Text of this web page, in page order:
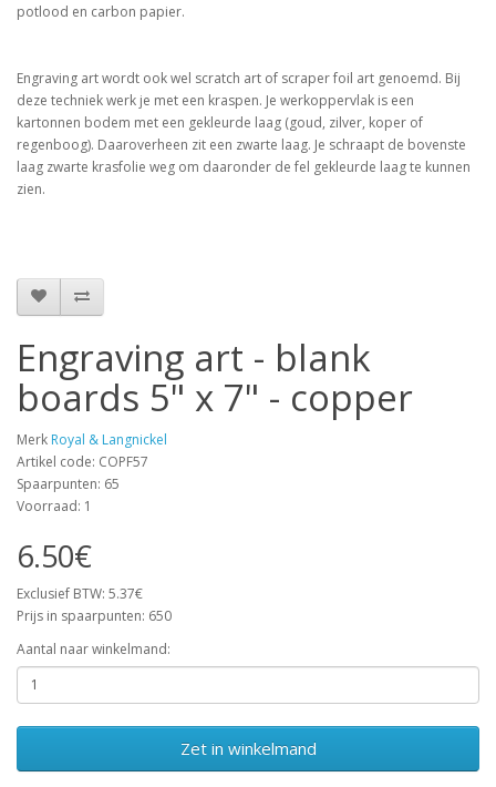
potlood en carbon papier.
Engraving art wordt ook wel scratch art of scraper foil art genoemd. Bij
deze techniek werk je met een kraspen. Je werkoppervlak is een
kartonnen bodem met een gekleurde laag (goud, zilver, koper of
regenboog). Daaroverheen zit een zwarte laag. Je schraapt de bovenste
laag zwarte krasfolie weg om daaronder de fel gekleurde laag te kunnen
zien.
Engraving art - blank
boards 5" x 7" - copper
Merk Royal & Langnickel
Artikel code: COPF57
Spaarpunten: 65
Voorraad: 1
6.50€
Exclusief BTW: 5.37€
Prijs in spaarpunten: 650
Aantal naar winkelmand:
Zet in winkelmand